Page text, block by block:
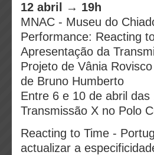
12 abril → 19h
MNAC - Museu do
Performance: Reacting
Apresentação da
Projeto de Vânia
de Bruno Humberto
Entre 6 e 10 de abril
Transmissão X no Polo
Reacting to Time -
actualizar a